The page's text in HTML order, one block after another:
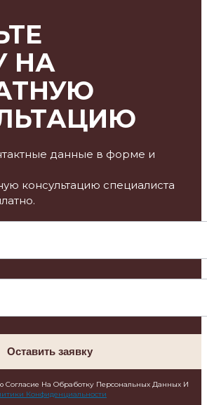
НА
данные в форме и
консультацию специалиста
Оставить заявку
На Обработку Персональных Данных И
Конфиденциальности